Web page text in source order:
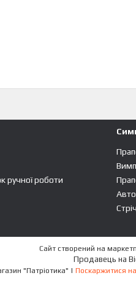
ручної роботи
Сайт створений на
Продавець на
Інтернет-магазин "Патріотика" | Поскаржитися